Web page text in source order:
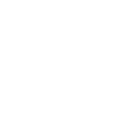
gültig bis zum 26. Juli
reicht. Die Angebote
zum 15. August 2026,
Der Rabatt wird nach
gewährt.
alle von der tink
Rabatte einschließlich
der Vattenfall
(Vattenfall Rabatt).
die die Energie (Gas
Eigenverbrauch im